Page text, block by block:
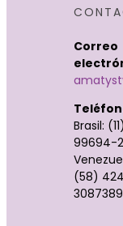
Correo
Brasil: (11)
99694-
(58)
3087389